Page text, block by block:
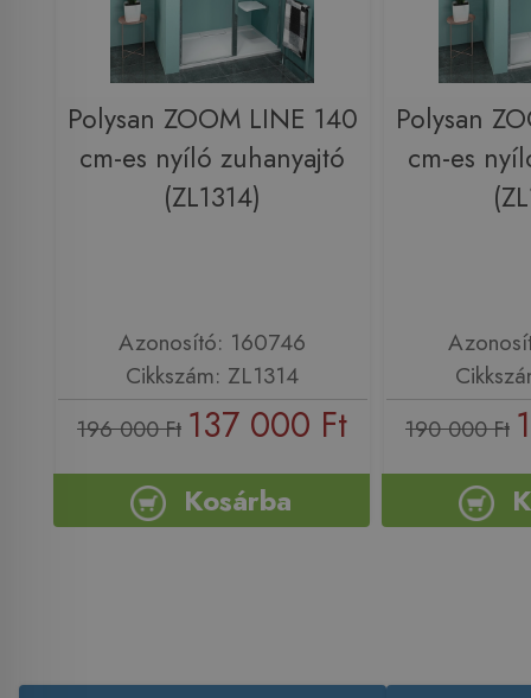
Polysan ZOOM LINE 140
cm-es nyíló zuhanyajtó
(ZL1314)
Azonosító: 160746
Cikkszám: ZL1314
196 000 Ft 137 000 Ft
Kosárba
Polysan
cm-es
190 000 Ft